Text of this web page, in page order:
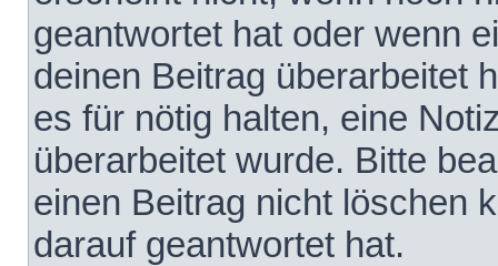
geantwortet hat oder wenn
deinen Beitrag überarbeitet
es für nötig halten, eine
überarbeitet wurde. Bitte
einen Beitrag nicht löschen
darauf geantwortet hat.